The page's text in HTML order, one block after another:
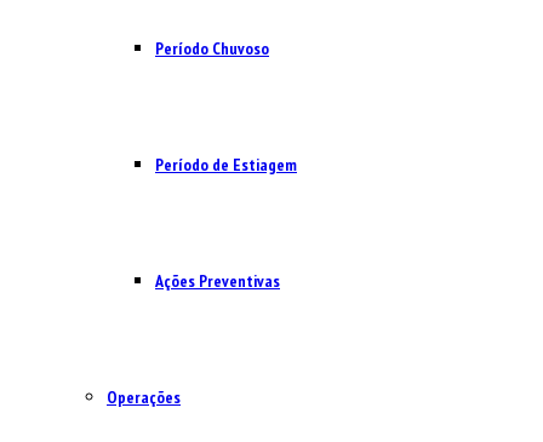
Período Chuvoso
Período de Estiagem
Ações Preventivas
Operações